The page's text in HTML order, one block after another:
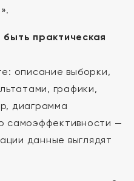
практическая
описание выборки,
графики,
диаграмма
самоэффективности —
данные выглядят